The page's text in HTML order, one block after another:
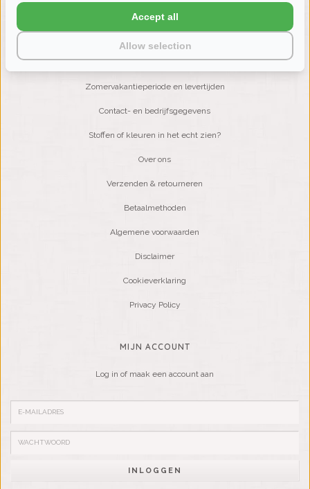
KLANTENSERVICE
Zomervakantieperiode en levertijden
Contact- en bedrijfsgegevens
Stoffen of kleuren in het echt zien?
Over ons
Verzenden & retourneren
Betaalmethoden
Algemene voorwaarden
Disclaimer
Cookieverklaring
Privacy Policy
MIJN ACCOUNT
Log in of maak een account aan
INLOGGEN
Allow selection
Accept all